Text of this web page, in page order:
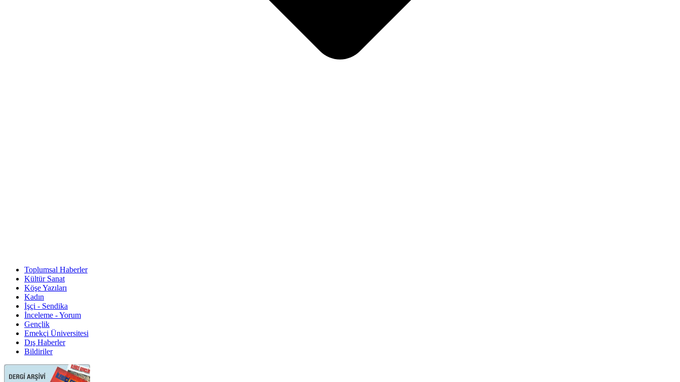
Toplumsal Haberler
Kültür Sanat
Köşe Yazıları
Kadın
İşçi - Sendika
İnceleme - Yorum
Gençlik
Emekçi Üniversitesi
Dış Haberler
Bildiriler